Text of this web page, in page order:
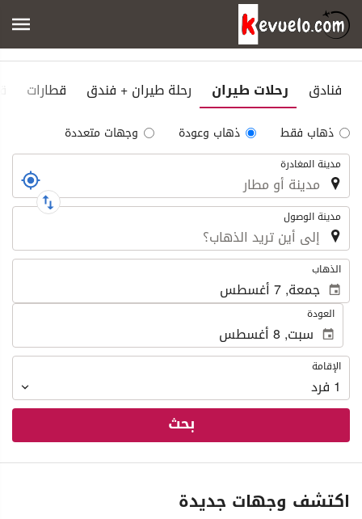
فنادق رحلات طيران رحلة طيران + فندق قطارات
Tipo
de
Trayecto
ذهاب فقط ذهاب وعودة
وجهات متعددة
الرحلة
مدينة المغادرة
مدينة الوصول
. الذهاب
العودة
الإقامة
الإقامة
1 فرد
بحث
اكتشف وجهات جديدة